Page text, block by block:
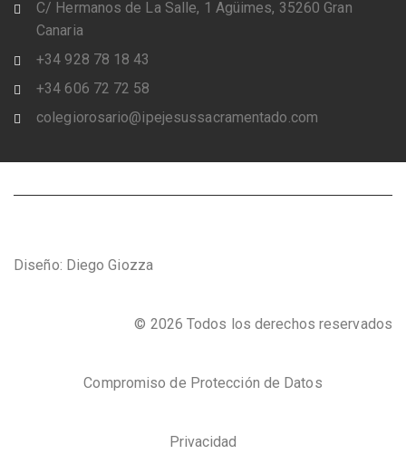
C/ Hermanos de La Salle, 1 Agüimes, 35260 Gran
Canaria
+34 928 78 18 43
+34 606 72 72 58
colegiorosario@ipejesussacramentado.com
Diseño: Diego Giozza
© 2026 Todos los derechos reservados
Compromiso de Protección de Datos
Privacidad